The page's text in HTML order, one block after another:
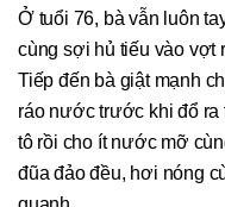
Ở tuổi 76, bà vẫn luôn
cùng sợi hủ tiếu vào vợt
Tiếp đến bà giật mạnh
ráo nước trước khi đổ
tô rồi cho ít nước mỡ
đũa đảo đều, hơi nóng